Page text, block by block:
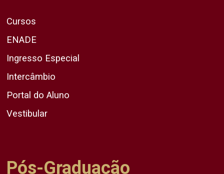
Cursos
ENADE
Ingresso Especial
Intercâmbio
Portal do Aluno
Vestibular
Pós-Graduação